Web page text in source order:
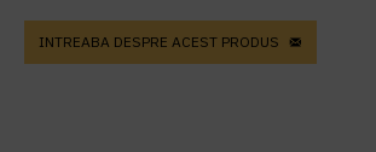
INTREABA DESPRE ACEST PRODUS